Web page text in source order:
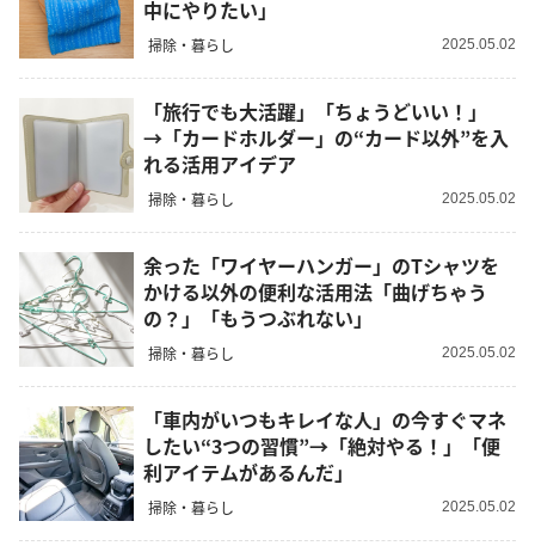
中にやりたい」
掃除・暮らし 2025.05.02
「旅行でも大活躍」「ちょうどいい！」
→「カードホルダー」の“カード以外”を入
れる活用アイデア
掃除・暮らし 2025.05.02
余った「ワイヤーハンガー」のTシャツを
かける以外の便利な活用法「曲げちゃう
の？」「もうつぶれない」
掃除・暮らし 2025.05.02
「車内がいつもキレイな人」の今すぐマネ
したい“3つの習慣”→「絶対やる！」「便
利アイテムがあるんだ」
掃除・暮らし 2025.05.02